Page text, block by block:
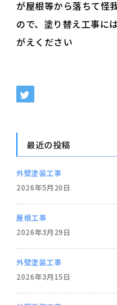
が屋根等から落ちて怪
ので、塗り替え工事に
がえください
最近の投稿
外壁塗装工事
2026年5月20日
屋根工事
2026年3月29日
外壁塗装工事
2026年3月15日